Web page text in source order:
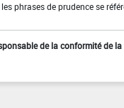
phrases de prudence se
de la conformité de